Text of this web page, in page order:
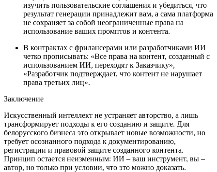
изучить пользовательские соглашения и убедиться, что
результат генерации принадлежит вам, а сама платформа
не сохраняет за собой неограниченные права на
использование ваших промптов и контента.
В контрактах с фрилансерами или разработчиками ИИ
четко прописывать: «Все права на контент, созданный с
использованием ИИ, переходят к Заказчику»,
«Разработчик подтверждает, что контент не нарушает
права третьих лиц».
Заключение
Искусственный интеллект не устраняет авторство, а лишь
трансформирует подходы к его созданию и защите. Для
белорусского бизнеса это открывает новые возможности, но
требует осознанного подхода к документированию,
регистрации и правовой защите созданного контента.
Принцип остается неизменным: ИИ – ваш инструмент, вы –
автор, но только при условии, что это можно доказать.